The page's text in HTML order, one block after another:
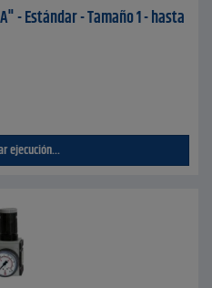
- Estándar - Tamaño 1 - hasta
ejecución...